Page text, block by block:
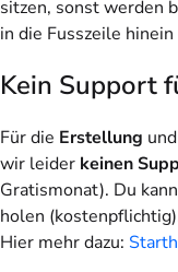
sitzen, sonst werden
in die Fusszeile
Kein Support
Für die Erstellung
wir leider keinen
Gratismonat). Du
holen
Hier mehr dazu: